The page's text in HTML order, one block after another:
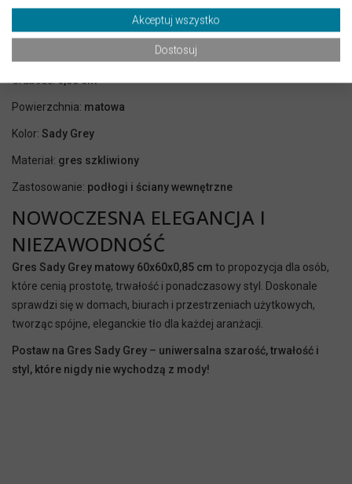
estetyka i trwałość w jednym.
Parametry techniczne
Grubość:0,85 cm
Powierzchnia: matowa
Kolor: Sady Grey
Materiał: gres szkliwiony
Zastosowanie: podłogi i ściany wewnętrzne
NOWOCZESNA ELEGANCJA I
NIEZAWODNOŚĆ
Gres Sady Grey matowy 60x60x0,85 cm to propozycja dla osób,
które cenią prostotę, trwałość i ponadczasowy styl. Doskonale
sprawdzi się w domach, biurach i przestrzeniach użytkowych,
tworząc spójne, eleganckie tło dla każdej aranżacji.
Postaw na Gres Sady Grey – uniwersalna szarość, trwałość i
styl, które nigdy nie wychodzą z mody!
Akceptuj wszystko
Dostosuj